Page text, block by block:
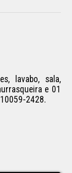
lavabo, sala,
e 01
10059-2428.